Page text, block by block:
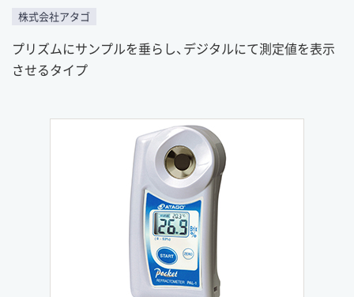
株式会社アタゴ
プリズムにサンプルを垂らし、デジタルにて測定値を表示
させるタイプ